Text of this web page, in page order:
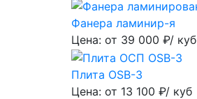
Фанера ламинир-я
Цена: от 39 000 ₽/ куб
Плита OSB-3
Цена: от 13 100 ₽/ куб